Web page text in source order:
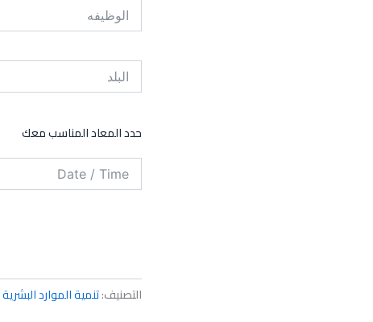
حدد المعاد المناسب معك
التصنيف:تنمية الموارد البشرية